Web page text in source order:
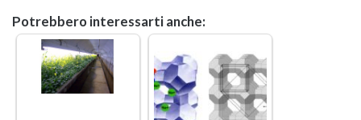
Po­treb­be­ro in­te­res­sar­ti anche: